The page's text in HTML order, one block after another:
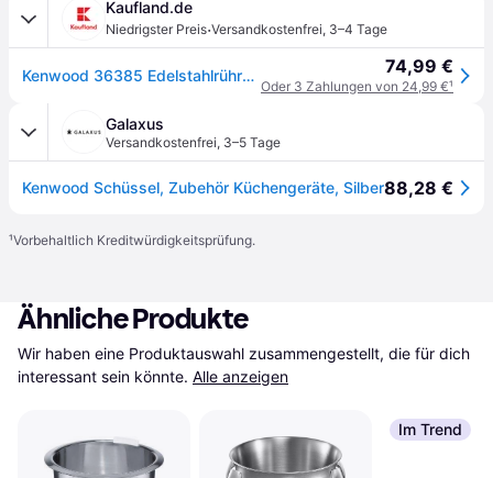
Kaufland.de
Niedrigster Preis·Versandkostenfrei, 3–4 Tage
Kenwood 36385 Edelstahlrührschüssel 74,99 €
Oder 3 Zahlungen von 24,99 €¹
Galaxus
Versandkostenfrei, 3–5 Tage
Kenwood Schüssel, Zubehör Küchengeräte, Silber88,28 €
¹Vorbehaltlich Kreditwürdigkeitsprüfung.
Ähnliche Produkte
Wir haben eine Produktauswahl zusammengestellt, die für dich
interessant sein könnte. Alle anzeigen
Im Trend